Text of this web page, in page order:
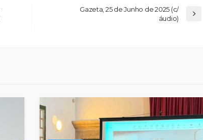
Gazeta, 25 de Junho de 2025 (c/
áudio)